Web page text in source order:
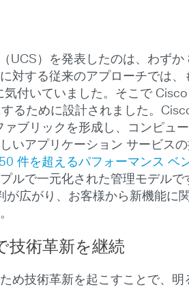
UCS）を発表したのは、わずか
対する従来のアプローチでは、
付いていました。そこで
るために設計されました。
ブリックを形成し、コンピュ
いアプリケーション サービス
件を超えるパフォーマンス ベ
ルで一元化された管理モデル
広がり、お客様から新機能に
技術革新を継続
め技術革新を起こすことで、